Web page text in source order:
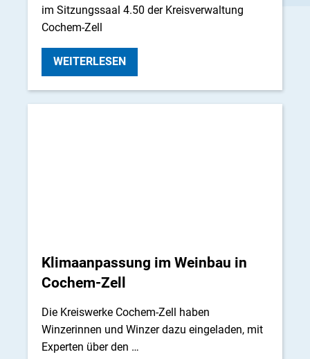
im Sitzungssaal 4.50 der Kreisverwaltung
Cochem-Zell
WEITERLESEN
Klimaanpassung im Weinbau in
Cochem-Zell
Die Kreiswerke Cochem-Zell haben
Winzerinnen und Winzer dazu eingeladen, mit
Experten über den …